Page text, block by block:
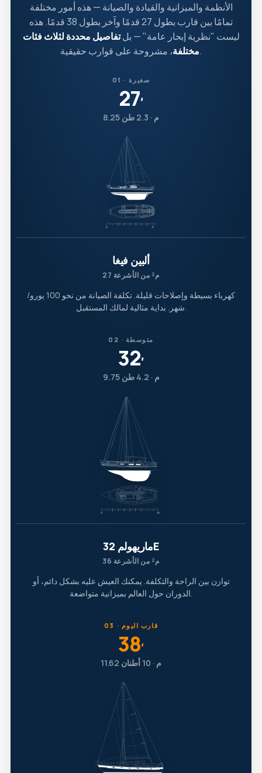
الأنظمة والميزانية والقيادة والصيانة — هذه أمور مختلفة
تمامًا بين قارب بطول 27 قدمًا وآخر بطول 38 قدمًا. هذه
ليست "نظرية إبحار عامة" — بلتفاصيل محددة لثلاث فئات
مختلفة، مشروحة على قوارب حقيقية.
01 · صغيرة
27′
8.25 م · 2.3 طن
ألبين فيغا
27 م² من الأشرعة
كهرباء بسيطة وإصلاحات قليلة. تكلفة الصيانة من نحو 100 يورو/
شهر. بداية مثالية لمالك المستقبل.
02 · متوسطة
32′
9.75 م · 4.2 طن
ماريهولم 32E
36 م² من الأشرعة
توازن بين الراحة والتكلفة. يمكنك العيش عليه بشكل دائم، أو
الدوران حول العالم بميزانية متواضعة.
03 · قارب اليوم
38′
11.62 م · 10 أطنان